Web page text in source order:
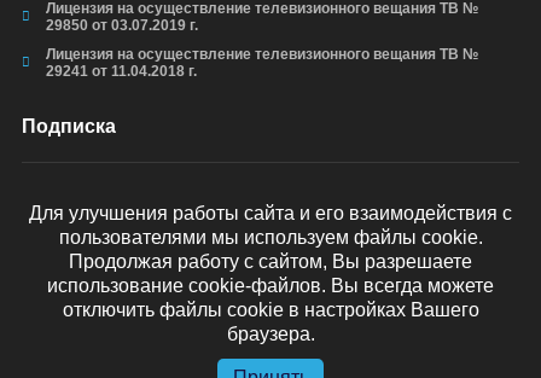
Лицензия на осуществление телевизионного вещания ТВ №
29850 от 03.07.2019 г.
Лицензия на осуществление телевизионного вещания ТВ №
29241 от 11.04.2018 г.
Подписка
ОТПРАВИТЬ
Для улучшения работы сайта и его взаимодействия с
пользователями мы используем файлы cookie.
Продолжая работу с сайтом, Вы разрешаете
использование cookie-файлов. Вы всегда можете
отключить файлы cookie в настройках Вашего
браузера.